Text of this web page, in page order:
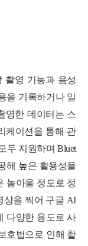
촬영 기능과 음성
을 기록하거나 일
영한 데이터는 스
케이션을 통해 관
두 지원하며 Bluet
해 높은 활용성을
놀아울 정도로 정
상을 찍어 구글 AI
다양한 용도로 사
호법으로 인해 촬